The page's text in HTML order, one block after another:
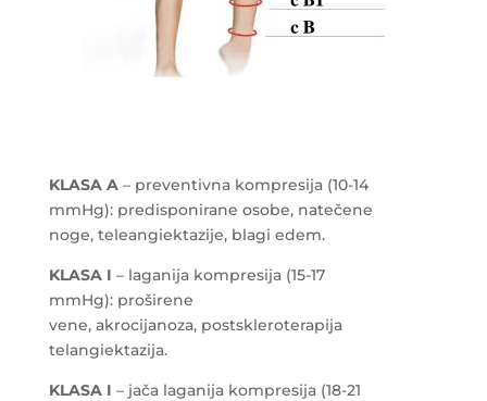
KLASA A – preventivna kompresija (10-14
mmHg): predisponirane osobe, natečene
noge, teleangiektazije, blagi edem.
KLASA I – laganija kompresija (15-17
mmHg): proširene
vene, akrocijanoza, postskleroterapija
telangiektazija.
KLASA I – jača laganija kompresija (18-21